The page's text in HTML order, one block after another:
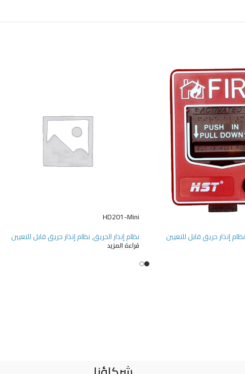
نظام إنذار حريق قابل للتعيين
HD201-Mini
نظام إنذار الحريق,نظام إنذار حريق قابل للتعيين
قراءة المزيد